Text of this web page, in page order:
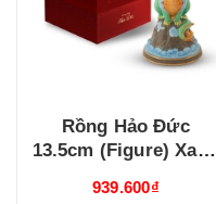
Rồng Hảo Đức
13.5cm (Figure) Xanh
939.600₫